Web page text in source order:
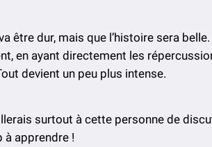
être dur, mais que l’histoire sera
en ayant directement les
devient un peu plus intense.
surtout à cette personne de
à apprendre !